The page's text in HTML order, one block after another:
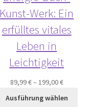
Kunst-Werk: Ein
erfülltes vitales
Leben in
Leichtigkeit
89,99€– 199,00€
Ausführung wählen